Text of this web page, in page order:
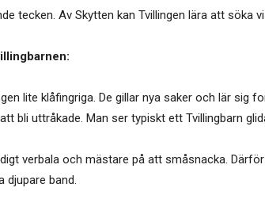
tecken. Av Skytten kan Tvillingen lära att söka
lite klåfingriga. De gillar nya saker och lär sig
bli uttråkade. Man ser typiskt ett Tvillingbarn
verbala och mästare på att småsnacka.
djupare band.